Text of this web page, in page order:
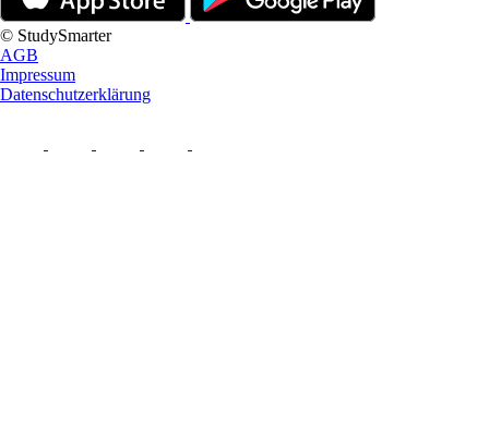
© StudySmarter
AGB
Impressum
Datenschutzerklärung